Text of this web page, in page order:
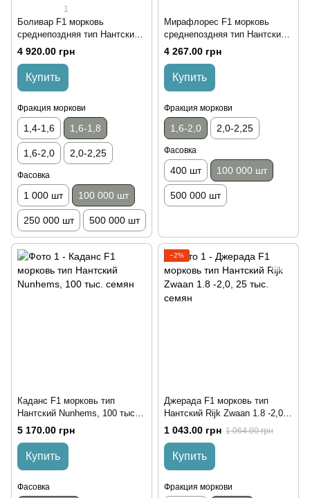
1
Боливар F1 морковь
среднепоздняя тип Нантский
Clause 1,6-1,8, 100 000 семян
4 920.00 грн
Купить
Фракция моркови
1,4-1,6 1,6-1,8
1,6-2,0 2,0-2,25
Фасовка
1 000 шт 100 000 шт
250 000 шт 500 000 шт
Мирафлорес F1 морковь
среднепоздняя тип Нантский
Clause 1,6-2,0, 100 000 семян
4 267.00 грн
Купить
Фракция моркови
1,6-2,0 2,0-2,25
Фасовка
400 шт 100 000 шт
500 000 шт
Каданс F1 морковь тип
Нантский Nunhems, 100 тыс.
семян
5 170.00 грн
Купить
Фасовка
−2%
Джерада F1 морковь тип
Нантский Rijk Zwaan 1.8 -2,0,
25 тыс. семян
1 043.00 грн 1 064.00 грн
Купить
Фракция моркови